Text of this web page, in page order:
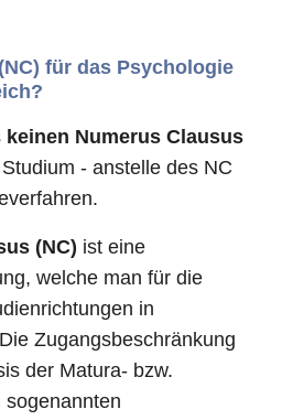
für das Psychologie
keinen Numerus Clausus
- anstelle des NC
(NC) ist eine
welche man für die
in
Zugangsbeschränkung
der Matura- bzw.